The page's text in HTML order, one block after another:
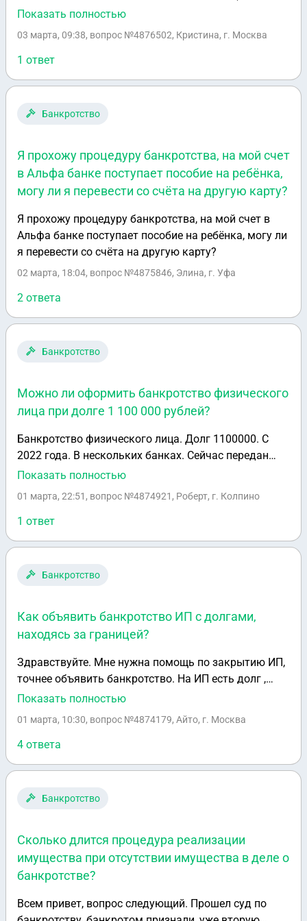
перешёл по наследству, трёх лет ещё не прошло.) 3
года. Подскажите, как платить налог от продажи?
Указывать сумму которую я получила в 25 году?
После декабря 26 года нужно так же платить налог
прошло 3 года как вступила в наследство. Спасибо
Показать полностью
03 марта, 09:38, вопрос №4876502, Кристина, г. Москва
1 ответ
Банкротство
Я прохожу процедуру банкротства, на мой счет
в Альфа банке поступает пособие на ребёнка,
могу ли я перевести со счёта на другую карту?
Я прохожу процедуру банкротства, на мой счет в
Альфа банке поступает пособие на ребёнка, могу ли
я перевести со счёта на другую карту?
02 марта, 18:04, вопрос №4875846, Элина, г. Уфа
2 ответа
Банкротство
Можно ли оформить банкротство физического
лица при долге 1 100 000 рублей?
Банкротство физического лица. Долг 1100000. С
2022 года. В нескольких банках. Сейчас передан
коллекторам. Работа проектная, непостоянная.
это будет стоить?
Показать полностью
01 марта, 22:51 , вопрос №4874921, Роберт, г. Колпино
1 ответ
Банкротство
Как объявить банкротство ИП с долгами,
находясь за границей?
Здравствуйте. Мне нужна помощь по закрытию ИП,
точнее объявить банкротство. На ИП есть долг ,
примерно 400 тыс. На ИП был открыт расчетный
госуслугах заплатить и дело у судебных приставов.
Также есть долги на двух кредитный картах, в
каждой по 100 тыс. Я нахожусь заграницей. Как
Показать полностью
01 марта, 10:30, вопрос №4874179, Айто, г. Москва
4 ответа
Банкротство
Сколько длится процедура реализации
имущества при отсутствии имущества в деле о
банкротстве?
Всем привет, вопрос следующий. Прошел суд по